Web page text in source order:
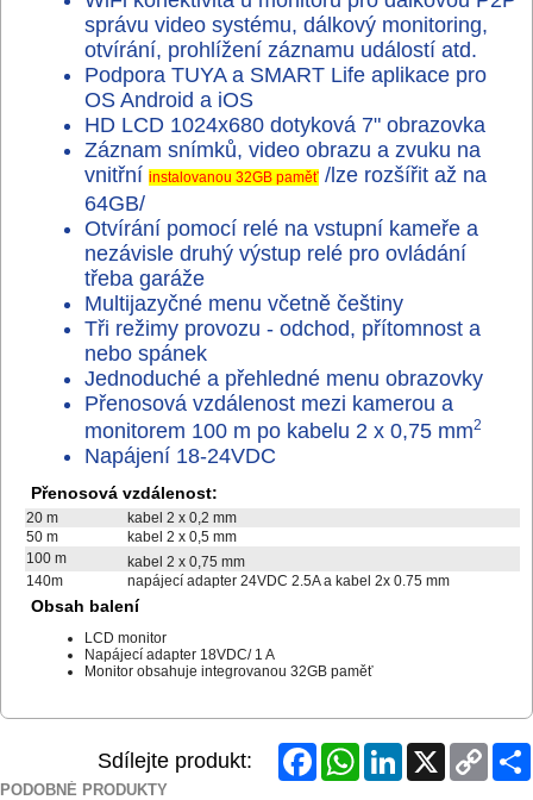
správu video systému, dálkový monitoring,
otvírání, prohlížení záznamu událostí atd.
Podpora TUYA a SMART Life aplikace pro
OS Android a iOS
HD LCD 1024x680 dotyková 7" obrazovka
Záznam snímků, video obrazu a zvuku na
vnitřní instalovanou 32GB paměť /lze rozšířit až na
64GB/
Otvírání pomocí relé na vstupní kameře a
nezávisle druhý výstup relé pro ovládání
třeba garáže
Multijazyčné menu včetně češtiny
Tři režimy provozu - odchod, přítomnost a
nebo spánek
Jednoduché a přehledné menu obrazovky
Přenosová vzdálenost mezi kamerou a
monitorem 100 m po kabelu 2 x 0,75 mm2
Napájení 18-24VDC
Přenosová vzdálenost:
20 m
kabel 2 x 0,2 mm
50 m
kabel 2 x 0,5 mm
100 m
kabel 2 x 0,75 mm
140m
napájecí adapter 24VDC 2.5A a kabel 2x 0.75 mm
Obsah balení
LCD monitor
Napájecí adapter 18VDC/ 1 A
Monitor obsahuje integrovanou 32GB paměť
Sdílejte produkt: FacebookWhatsAppLinkedInX
Copy
Link
PODOBNÉ PRODUKTY